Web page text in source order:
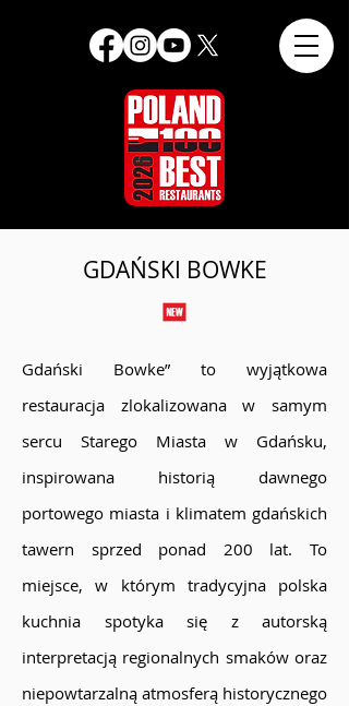
GDAŃSKI BOWKE
Gdański Bowke” to wyjątkowa
restauracja zlokalizowana w samym
sercu Starego Miasta w Gdańsku,
inspirowana historią dawnego
portowego miasta i klimatem gdańskich
tawern sprzed ponad 200 lat. To
miejsce, w którym tradycyjna polska
kuchnia spotyka się z autorską
interpretacją regionalnych smaków oraz
niepowtarzalną atmosferą historycznego